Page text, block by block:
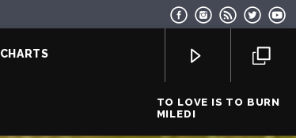
CHARTS
TO LOVE IS TO BURN
MILEDI